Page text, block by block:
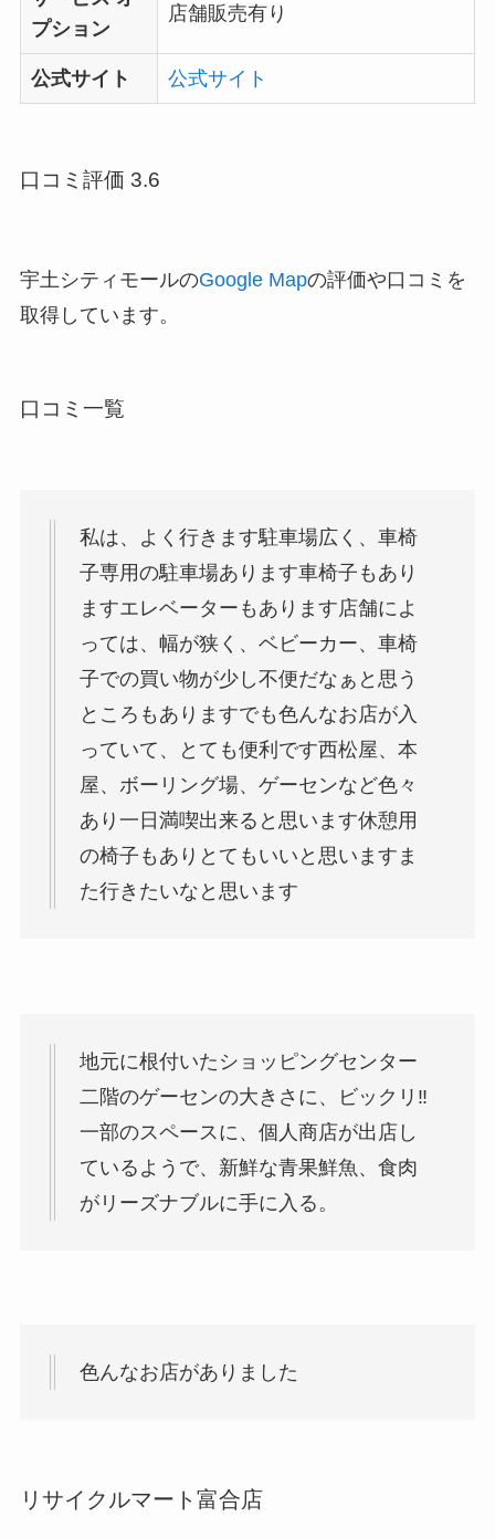
プション
店舗販売有り
公式サイト 公式サイト
口コミ評価 3.6
宇土シティモールのGoogle Mapの評価や口コミを
取得しています。
口コミ一覧
私は、よく行きます駐車場広く、車椅
子専用の駐車場あります車椅子もあり
ますエレベーターもあります店舗によ
っては、幅が狭く、ベビーカー、車椅
子での買い物が少し不便だなぁと思う
ところもありますでも色んなお店が入
っていて、とても便利です西松屋、本
屋、ボーリング場、ゲーセンなど色々
あり一日満喫出来ると思います休憩用
の椅子もありとてもいいと思いますま
た行きたいなと思います
地元に根付いたショッピングセンター
二階のゲーセンの大きさに、ビックリ‼️
一部のスペースに、個人商店が出店し
ているようで、新鮮な青果鮮魚、食肉
がリーズナブルに手に入る。
色んなお店がありました
リサイクルマート富合店